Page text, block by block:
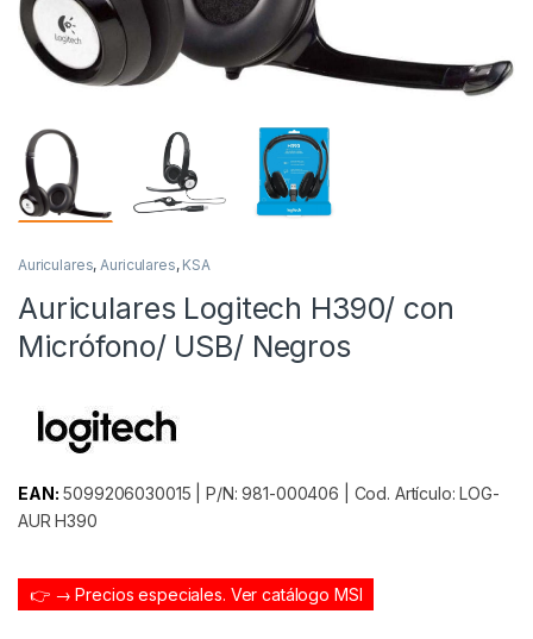
Auriculares,Auriculares, KSA
Auriculares Logitech H390/ con
Micrófono/ USB/ Negros
EAN: 5099206030015 | P/N: 981-000406 | Cod. Artículo: LOG-
AUR H390
👉 → Precios especiales. Ver catálogo MSI